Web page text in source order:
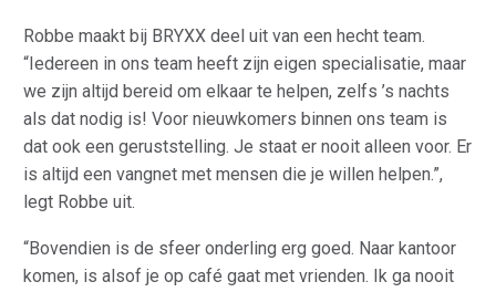
Robbe maakt bij BRYXX deel uit van een hecht team.
“Iedereen in ons team heeft zijn eigen specialisatie, maar
we zijn altijd bereid om elkaar te helpen, zelfs ’s nachts
als dat nodig is! Voor nieuwkomers binnen ons team is
dat ook een geruststelling. Je staat er nooit alleen voor. Er
is altijd een vangnet met mensen die je willen helpen.”,
legt Robbe uit.
“Bovendien is de sfeer onderling erg goed. Naar kantoor
komen, is alsof je op café gaat met vrienden. Ik ga nooit